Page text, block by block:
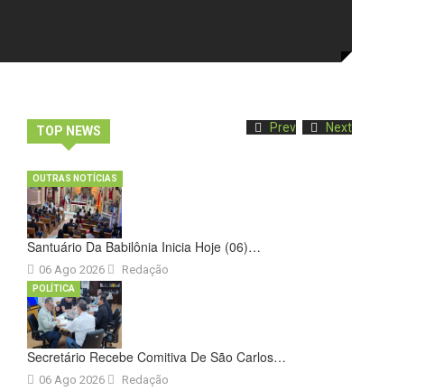
TOP NEWS Prev Next
Santuário Da Babilônia Inicia Hoje (06)…
06 Ago 2026
OUTRAS NOTÍCIAS
Redação
Secretário Recebe Comitiva De São Carlos…
06 Ago 2026
POLÍTICA
Redação